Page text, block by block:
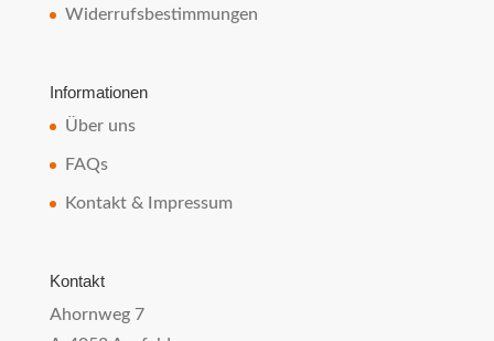
Widerrufsbestimmungen
Informationen
Über uns
FAQs
Kontakt & Impressum
Kontakt
Ahornweg 7